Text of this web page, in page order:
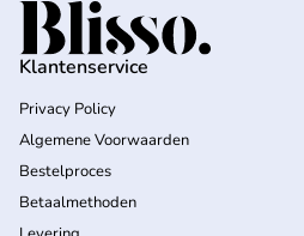
Home
Klantenservice
Privacy Policy
Algemene Voorwaarden
Bestelproces
Betaalmethoden